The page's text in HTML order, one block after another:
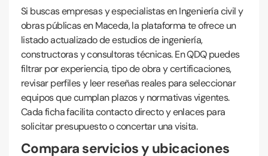
Si buscas empresas y especialistas en Ingeniería civil y
obras públicas en Maceda, la plataforma te ofrece un
listado actualizado de estudios de ingeniería,
constructoras y consultoras técnicas. En QDQ puedes
filtrar por experiencia, tipo de obra y certificaciones,
revisar perfiles y leer reseñas reales para seleccionar
equipos que cumplan plazos y normativas vigentes.
Cada ficha facilita contacto directo y enlaces para
solicitar presupuesto o concertar una visita.
Compara servicios y ubicaciones